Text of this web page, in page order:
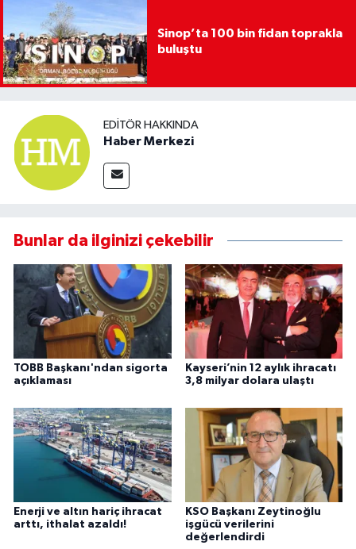
Sinop’ta 100 bin fidan toprakla
buluştu
EDITÖR HAKKINDA
Haber Merkezi
Bunlar da ilginizi çekebilir
TOBB Başkanı'ndan sigorta
açıklaması
Kayseri’nin 12 aylık ihracatı
3,8 milyar dolara ulaştı
Enerji ve altın hariç ihracat
arttı, ithalat azaldı!
KSO Başkanı Zeytinoğlu
işgücü verilerini
değerlendirdi